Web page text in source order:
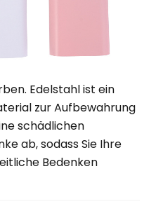
Edelstahl ist ein
zur Aufbewahrung
schädlichen
ab, sodass Sie Ihre
Bedenken